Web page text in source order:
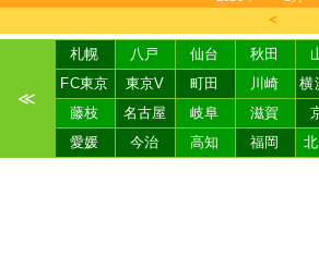
＜
≪
札幌 八戸 仙台 秋田
FC東京
東京V 町田 川崎 横
藤枝
名古屋 岐阜 滋賀
愛媛
今治 高知 福岡